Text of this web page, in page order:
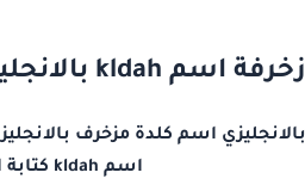
زخرفة اسم kldah بالانجليزي اسم كلدة مزخرف بالانجليزي
اسم kldah كتابة اسم كلدة بالانجليزي مزخرف